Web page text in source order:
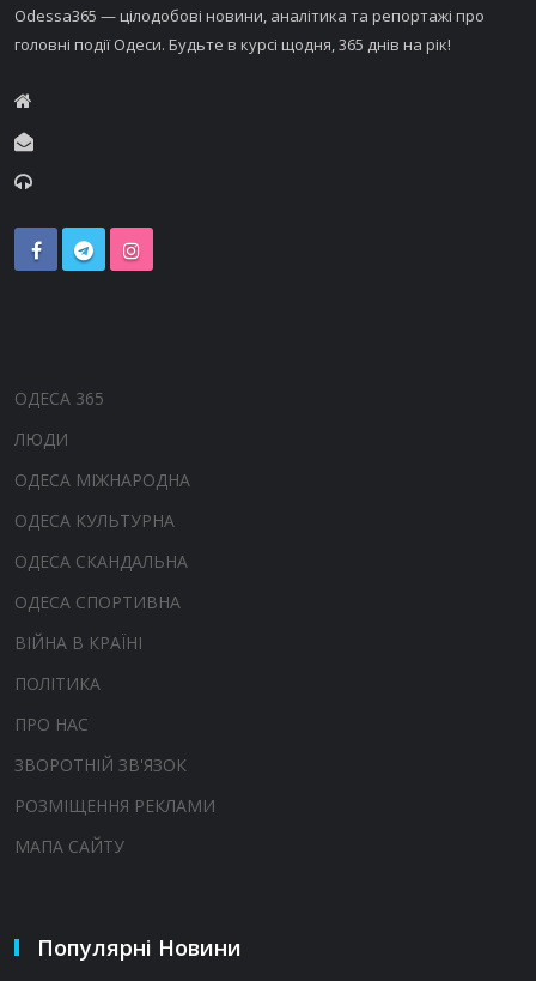
Odessa365 — цілодобові новини, аналітика та репортажі про
головні події Одеси. Будьте в курсі щодня, 365 днів на рік!
ОДЕСА 365
ЛЮДИ
ОДЕСА МІЖНАРОДНА
ОДЕСА КУЛЬТУРНА
ОДЕСА СКАНДАЛЬНА
ОДЕСА СПОРТИВНА
ВІЙНА В КРАЇНІ
ПОЛІТИКА
ПРО НАС
ЗВОРОТНІЙ ЗВ'ЯЗОК
РОЗМІЩЕННЯ РЕКЛАМИ
МАПА САЙТУ
Популярні Новини